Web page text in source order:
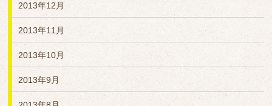
2013年12月
2013年11月
2013年10月
2013年9月